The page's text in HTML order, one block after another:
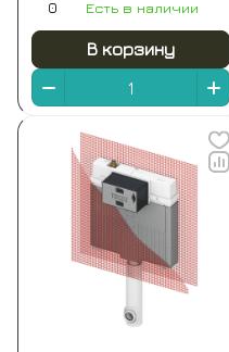
унитазу-биде, высота
1120 мм
0 Есть в наличии
В корзину